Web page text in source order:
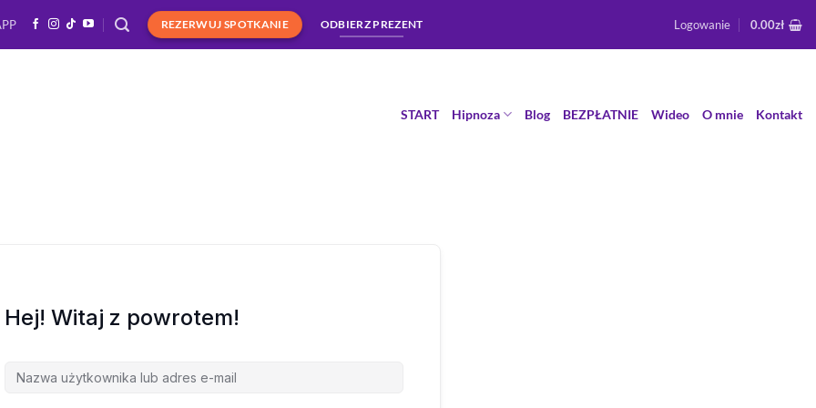
REZERWUJ SPOTKANIE ODBIERZ PREZENT Logowanie 0.00zł
START Hipnoza Blog BEZPŁATNIE Wideo O mnie Kontakt
Hej! Witaj z powrotem!